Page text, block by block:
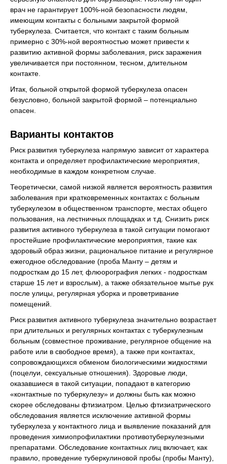
врач не гарантирует 100%-ной безопасности людям,
имеющим контакты с больными закрытой формой
туберкулеза. Считается, что контакт с таким больным
примерно с 30%-ной вероятностью может привести к
развитию активной формы заболевания, риск заражения
увеличивается при постоянном, тесном, длительном
контакте.
Итак, больной открытой формой туберкулеза опасен
безусловно, больной закрытой формой – потенциально
опасен.
Варианты контактов
Риск развития туберкулеза напрямую зависит от характера
контакта и определяет профилактические мероприятия,
необходимые в каждом конкретном случае.
Теоретически, самой низкой является вероятность развития
заболевания при кратковременных контактах с больным
туберкулезом в общественном транспорте, местах общего
пользования, на лестничных площадках и т.д. Снизить риск
развития активного туберкулеза в такой ситуации помогают
простейшие профилактические мероприятия, такие как
здоровый образ жизни, рациональное питание и регулярное
ежегодное обследование (проба Манту – детям и
подросткам до 15 лет, флюорография легких - подросткам
старше 15 лет и взрослым), а также обязательное мытье рук
после улицы, регулярная уборка и проветривание
помещений.
Риск развития активного туберкулеза значительно возрастает
при длительных и регулярных контактах с туберкулезным
больным (совместное проживание, регулярное общение на
работе или в свободное время), а также при контактах,
сопровождающихся обменом биологическими жидкостями
(поцелуи, сексуальные отношения). Здоровые люди,
оказавшиеся в такой ситуации, попадают в категорию
«контактные по туберкулезу» и должны быть как можно
скорее обследованы фтизиатром. Целью фтизиатрического
обследования является исключение активной формы
туберкулеза у контактного лица и выявление показаний для
проведения химиопрофилактики противотуберкулезными
препаратами. Обследование контактных лиц включает, как
правило, проведение туберкулиновой пробы (пробы Манту),